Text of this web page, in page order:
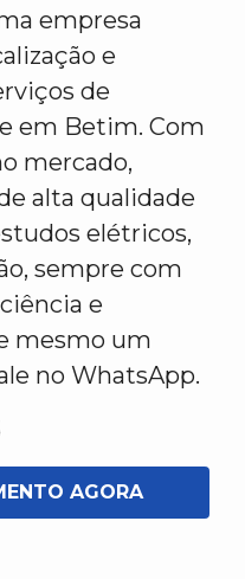
empresa
e
de
em Betim. Com
mercado,
alta qualidade
elétricos,
sempre com
e
mesmo um
no WhatsApp.
AGORA